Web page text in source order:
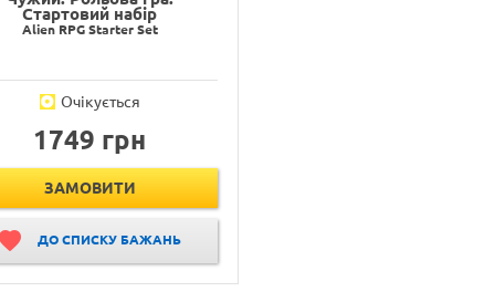
Стартовий набір
Alien RPG Starter Set
Очікується
1749 грн
ЗАМОВИТИ
ДО СПИСКУ БАЖАНЬ